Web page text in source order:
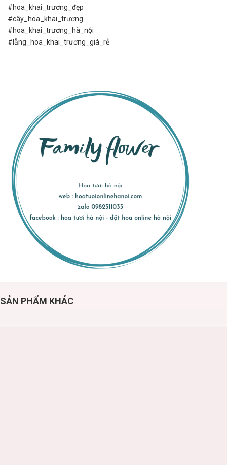
#hoa_khai_trương_đẹp
#cây_hoa_khai_trương
#hoa_khai_trương_hà_nội
#lẵng_hoa_khai_trương_giá_rẻ
SẢN PHẨM KHÁC